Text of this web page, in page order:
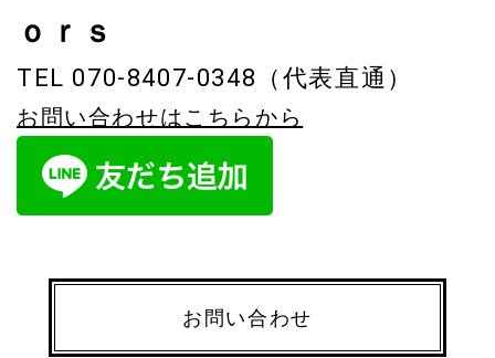
ｏｒｓ
TEL 070-8407-0348（代表直通）
お問い合わせはこちらから
お問い合わせ